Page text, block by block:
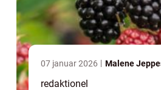
07 januar 2026 Malene
redaktionel